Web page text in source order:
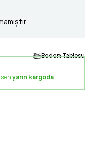
Beden Tablosu
yarın kargoda